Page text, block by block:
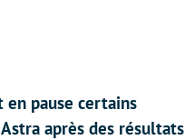
en pause certains
après des résultats